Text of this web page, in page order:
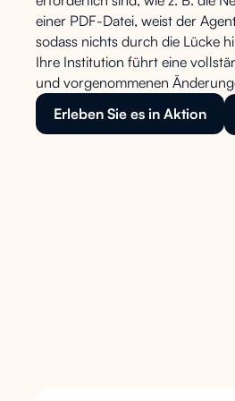
einer PDF-Datei, weist der
sodass nichts durch die Lücke
Ihre Institution führt eine
und vorgenommenen
Erleben Sie es in Aktion